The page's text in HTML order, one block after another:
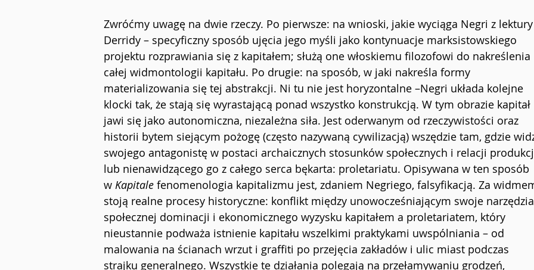
Zwróćmy uwagę na dwie rzeczy. Po pierwsze: na wnioski, jakie wyciąga Negri z
Derridy – specyficzny sposób ujęcia jego myśli jako kontynuacje marksistowskiego
projektu rozprawiania się z kapitałem; służą one włoskiemu filozofowi do nakreślenia
całej widmontologii kapitału. Po drugie: na sposób, w jaki nakreśla formy
materializowania się tej abstrakcji. Ni tu nie jest horyzontalne –Negri układa kolejne
klocki tak, że stają się wyrastającą ponad wszystko konstrukcją. W tym obrazie kapitał
jawi się jako autonomiczna, niezależna siła. Jest oderwanym od rzeczywistości oraz
historii bytem siejącym pożogę (często nazywaną cywilizacją) wszędzie tam, gdzie
swojego antagonistę w postaci archaicznych stosunków społecznych i relacji
lub nienawidzącego go z całego serca bękarta: proletariatu. Opisywana w ten sposób
w Kapitale fenomenologia kapitalizmu jest, zdaniem Negriego, falsyfikacją. Za
stoją realne procesy historyczne: konflikt między unowocześniającym swoje
społecznej dominacji i ekonomicznego wyzysku kapitałem a proletariatem, który
nieustannie podważa istnienie kapitału wszelkimi praktykami uwspólniania – od
malowania na ścianach wrzut i graffiti po przejęcia zakładów i ulic miast podczas
strajku generalnego. Wszystkie te działania polegają na przełamywaniu grodzeń,